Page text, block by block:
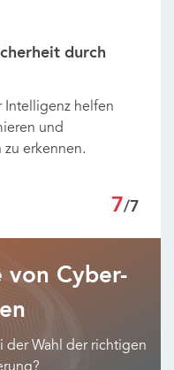
durch
7/7
Intelligenz helfen
und
erkennen.
von Cyber-
der Wahl der richtigen